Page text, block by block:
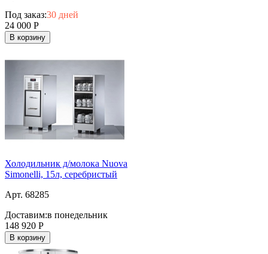
Под заказ:30 дней
24 000 Р
В корзину
Холодильник д/молока Nuova
Simonelli, 15л, серебристый
Арт. 68285
Доставим:в понедельник
148 920 Р
В корзину